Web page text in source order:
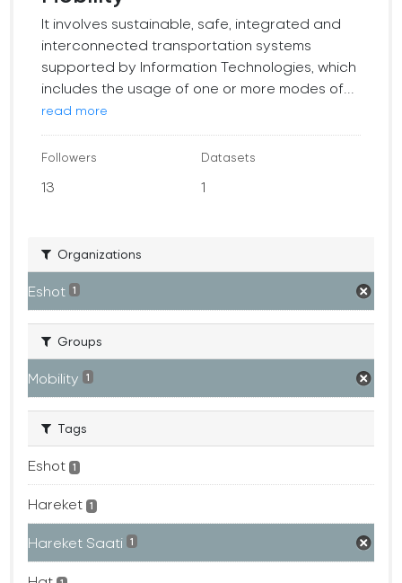
It involves sustainable, safe, integrated and
interconnected transportation systems
supported by Information Technologies, which
includes the usage of one or more modes of...
read more
Followers
13
Datasets
1
Organizations
Eshot 1
Groups
Mobility 1
Tags
Eshot 1
Hareket 1
Hareket Saati 1